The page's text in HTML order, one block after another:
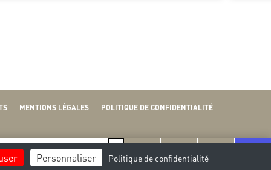
V S
MENTIONS LÉGALES
POLITIQUE DE CONFIDENTIALITÉ
Personnaliser Politique de confidentialité